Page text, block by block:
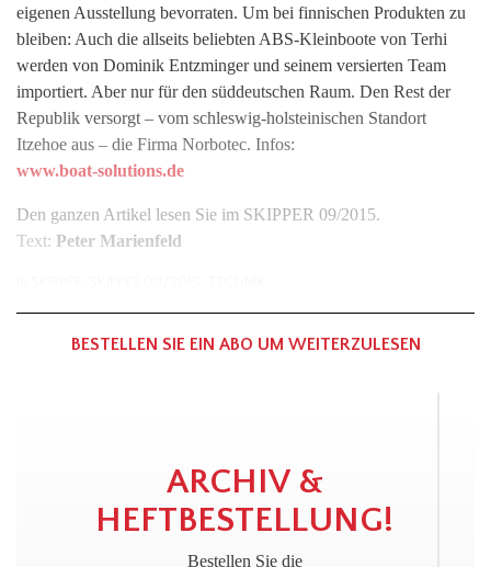
eigenen Ausstellung bevorraten. Um bei finnischen Produkten zu
bleiben: Auch die allseits beliebten ABS-Kleinboote von Terhi
werden von Dominik Entzminger und seinem versierten Team
importiert. Aber nur für den süddeutschen Raum. Den Rest der
Republik versorgt – vom schleswig-holsteinischen Standort
Itzehoe aus – die Firma Norbotec. Infos:
www.boat-solutions.de
Den ganzen Artikel lesen Sie im SKIPPER 09/2015.
Text: Peter Marienfeld
BESTELLEN SIE EIN ABO UM WEITERZULESEN
ARCHIV &
HEFTBESTELLUNG!
Bestellen Sie die